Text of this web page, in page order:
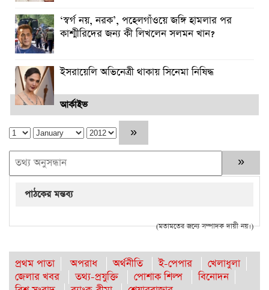
‘স্বর্গ নয়, নরক’, পহেলগাঁওয়ে জঙ্গি হামলার পর
কাশ্মীরিদের জন্য কী লিখলেন সলমন খান?
ইসরায়েলি অভিনেত্রী থাকায় সিনেমা নিষিদ্ধ
আর্কাইভ
পাঠকের মন্তব্য
(মতামতের জন্যে সম্পাদক দায়ী নয়।)
প্রথম পাতা অপরাধ অর্থনীতি ই-পেপার
খেলাধুলা
জেলার খবর
তথ্য-প্রযুক্তি পোশাক শিল্প
বিনোদন